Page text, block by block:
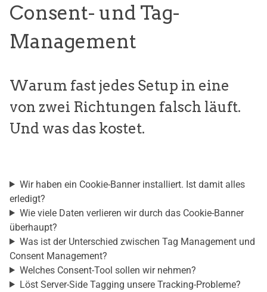
Consent- und Tag-
Management
Warum fast jedes Setup in eine
von zwei Richtungen falsch läuft.
Und was das kostet.
Wir haben ein Cookie-Banner installiert. Ist damit alles
erledigt?
Wie viele Daten verlieren wir durch das Cookie-Banner
überhaupt?
Was ist der Unterschied zwischen Tag Management und
Consent Management?
Welches Consent-Tool sollen wir nehmen?
Löst Server-Side Tagging unsere Tracking-Probleme?